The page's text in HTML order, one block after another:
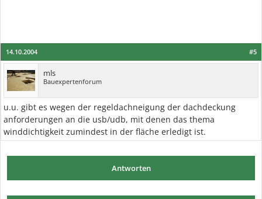
#5
14.10.2004
mls
Bauexpertenforum
u.u. gibt es wegen der regeldachneigung der dachdeckung
anforderungen an die usb/udb, mit denen das thema
winddichtigkeit zumindest in der fläche erledigt ist.
Antworten